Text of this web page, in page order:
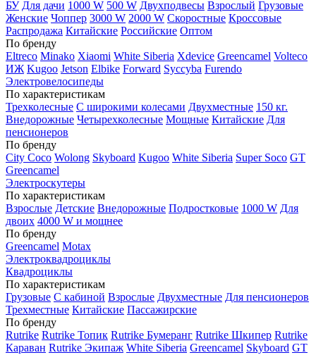
БУ Для дачи 1000 W 500 W Двухподвесы Взрослый Грузовые
Женские Чоппер 3000 W 2000 W Скоростные Кроссовые
Распродажа Китайские Российские Оптом
По бренду
Eltreco Minako Xiaomi White Siberia Xdevice Greencamel Volteco
ИЖ Kugoo Jetson Elbike Forward Syccyba Furendo
Электровелосипеды
По характеристикам
Трехколесные С широкими колесами Двухместные 150 кг.
Внедорожные Четырехколесные Мощные Китайские Для
пенсионеров
По бренду
City Coco Wolong Skyboard Kugoo White Siberia Super Soco GT
Greencamel
Электроскутеры
По характеристикам
Взрослые Детские Внедорожные Подростковые 1000 W Для
двоих 4000 W и мощнее
По бренду
Greencamel Motax
Электроквадроциклы
Квадроциклы
По характеристикам
Грузовые С кабиной Взрослые Двухместные Для пенсионеров
Трехместные Китайские Пассажирские
По бренду
Rutrike Rutrike Топик Rutrike Бумеранг Rutrike Шкипер Rutrike
Караван Rutrike Экипаж White Siberia Greencamel Skyboard GT